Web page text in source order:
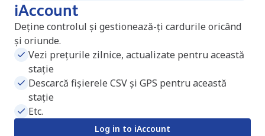
iAccount
Deține controlul și gestionează-ți cardurile oricând
și oriunde.
Vezi prețurile zilnice, actualizate pentru această
stație
Descarcă fișierele CSV și GPS pentru această
stație
Etc.
Log in to iAccount